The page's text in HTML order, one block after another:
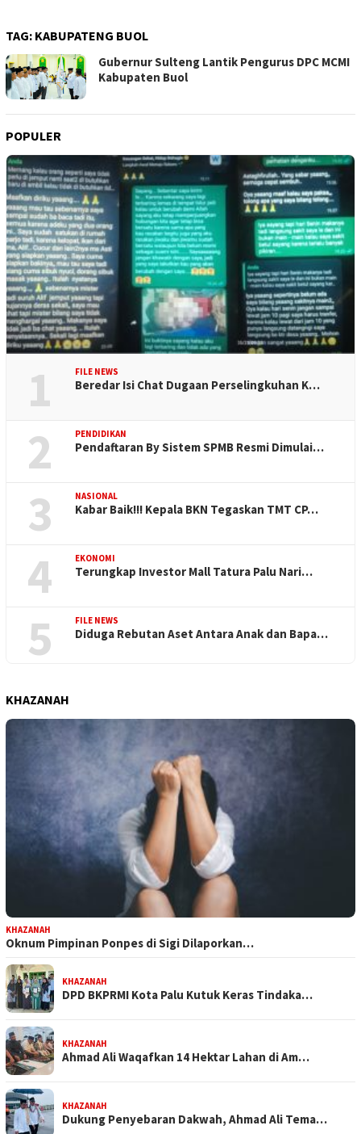
TAG: KABUPATENG BUOL
Gubernur Sulteng Lantik Pengurus DPC MCMI
Kabupaten Buol
POPULER
1 FILE NEWS
Beredar Isi Chat Dugaan Perselingkuhan K…
2 PENDIDIKAN
Pendaftaran By Sistem SPMB Resmi Dimulai…
3 NASIONAL
Kabar Baik!!! Kepala BKN Tegaskan TMT CP…
4 EKONOMI
Terungkap Investor Mall Tatura Palu Nari…
5 FILE NEWS
Diduga Rebutan Aset Antara Anak dan Bapa…
KHAZANAH
KHAZANAH
Oknum Pimpinan Ponpes di Sigi Dilaporkan…
KHAZANAH
DPD BKPRMI Kota Palu Kutuk Keras Tindaka…
KHAZANAH
Ahmad Ali Waqafkan 14 Hektar Lahan di Am…
KHAZANAH
Dukung Penyebaran Dakwah, Ahmad Ali Tema…